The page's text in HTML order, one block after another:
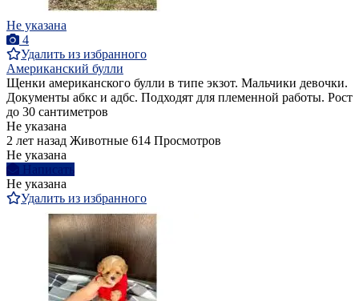
Не указана
4
Удалить из избранного
Американский булли
Щенки американского булли в типе экзот. Мальчики девочки.
Документы абкс и адбс. Подходят для племенной работы. Рост
до 30 сантиметров
Не указана
2 лет назад Животные 614 Просмотров
Не указана
Написать
Не указана
Удалить из избранного